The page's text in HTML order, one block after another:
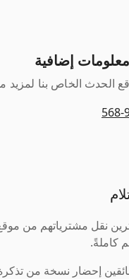
إضافية
الحدث الخاص بنا لمزيد
نقل مشترياتهم من
كاملةً.
إحضار نسخة من